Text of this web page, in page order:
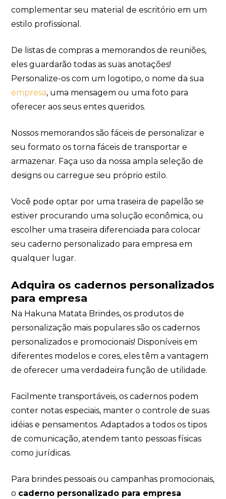
complementar seu material de escritório em um
estilo profissional.
De listas de compras a memorandos de reuniões,
eles guardarão todas as suas anotações!
Personalize-os com um logotipo, o nome da sua
empresa, uma mensagem ou uma foto para
oferecer aos seus entes queridos.
Nossos memorandos são fáceis de personalizar e
seu formato os torna fáceis de transportar e
armazenar. Faça uso da nossa ampla seleção de
designs ou carregue seu próprio estilo.
Você pode optar por uma traseira de papelão se
estiver procurando uma solução econômica, ou
escolher uma traseira diferenciada para colocar
seu caderno personalizado para empresa em
qualquer lugar.
Adquira os cadernos personalizados
para empresa
Na Hakuna Matata Brindes, os produtos de
personalização mais populares são os cadernos
personalizados e promocionais! Disponíveis em
diferentes modelos e cores, eles têm a vantagem
de oferecer uma verdadeira função de utilidade.
Facilmente transportáveis, os cadernos podem
conter notas especiais, manter o controle de suas
idéias e pensamentos. Adaptados a todos os tipos
de comunicação, atendem tanto pessoas físicas
como jurídicas.
Para brindes pessoais ou campanhas promocionais,
o caderno personalizado para empresa